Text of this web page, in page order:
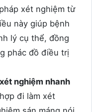
xét nghiệm từ
này giúp bệnh
lý cụ thể, đồng
phác đồ điều trị
nghiệm nhanh
đi làm xét